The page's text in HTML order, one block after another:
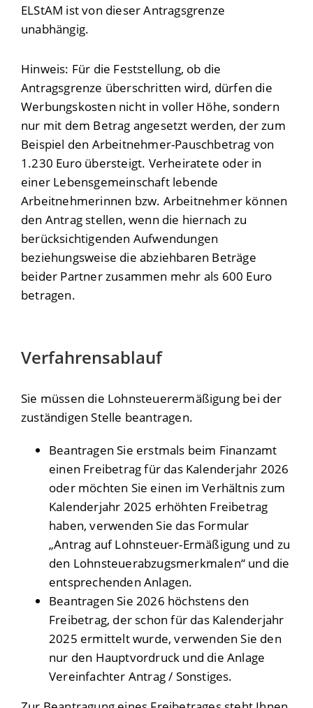
ELStAM ist von dieser Antragsgrenze
unabhängig.
Hinweis: Für die Feststellung, ob die
Antragsgrenze überschritten wird, dürfen die
Werbungskosten nicht in voller Höhe, sondern
nur mit dem Betrag angesetzt werden, der zum
Beispiel den Arbeitnehmer-Pauschbetrag von
1.230 Euro übersteigt. Verheiratete oder in
einer Lebensgemeinschaft lebende
Arbeitnehmerinnen bzw. Arbeitnehmer können
den Antrag stellen, wenn die hiernach zu
berücksichtigenden Aufwendungen
beziehungsweise die abziehbaren Beträge
beider Partner zusammen mehr als 600 Euro
betragen.
Verfahrensablauf
Sie müssen die Lohnsteuerermäßigung bei der
zuständigen Stelle beantragen.
Beantragen Sie erstmals beim Finanzamt
einen Freibetrag für das Kalenderjahr 2026
oder möchten Sie einen im Verhältnis zum
Kalenderjahr 2025 erhöhten Freibetrag
haben, verwenden Sie das Formular
„Antrag auf Lohnsteuer-Ermäßigung und zu
den Lohnsteuerabzugsmerkmalen“ und die
entsprechenden Anlagen.
Beantragen Sie 2026 höchstens den
Freibetrag, der schon für das Kalenderjahr
2025 ermittelt wurde, verwenden Sie den
nur den Hauptvordruck und die Anlage
Vereinfachter Antrag / Sonstiges.